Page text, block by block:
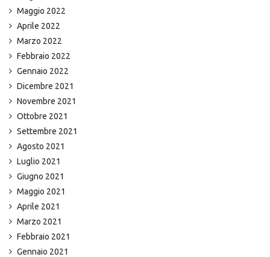
Maggio 2022
Aprile 2022
Marzo 2022
Febbraio 2022
Gennaio 2022
Dicembre 2021
Novembre 2021
Ottobre 2021
Settembre 2021
Agosto 2021
Luglio 2021
Giugno 2021
Maggio 2021
Aprile 2021
Marzo 2021
Febbraio 2021
Gennaio 2021